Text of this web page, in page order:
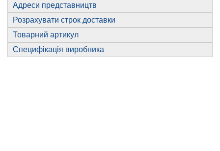
Адреси представництв
Розрахувати строк доставки
Товарний артикул
Специфікація виробника